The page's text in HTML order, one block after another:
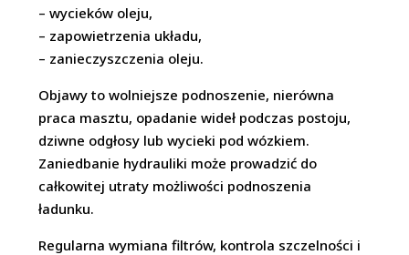
– wycieków oleju,
– zapowietrzenia układu,
– zanieczyszczenia oleju.
Objawy to wolniejsze podnoszenie, nierówna
praca masztu, opadanie wideł podczas postoju,
dziwne odgłosy lub wycieki pod wózkiem.
Zaniedbanie hydrauliki może prowadzić do
całkowitej utraty możliwości podnoszenia
ładunku.
Regularna wymiana filtrów, kontrola szczelności i